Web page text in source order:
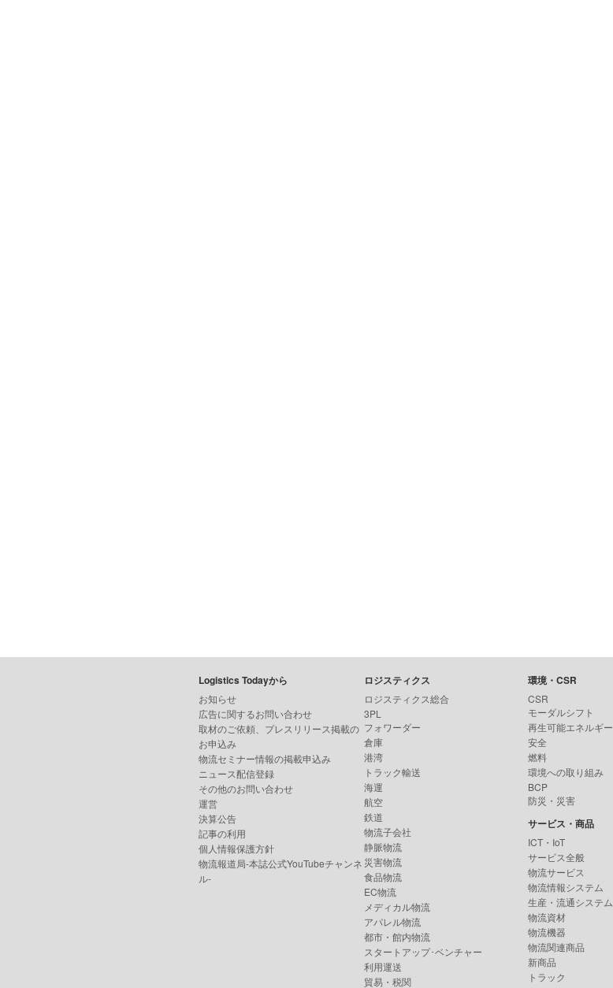
Logistics Todayから
お知らせ
広告に関するお問い合わせ
取材のご依頼、プレスリリース掲載の
お申込み
物流セミナー情報の掲載申込み
ニュース配信登録
その他のお問い合わせ
運営
決算公告
記事の利用
個人情報保護方針
物流報道局-本誌公式YouTubeチャンネ
ル-
ロジスティクス
ロジスティクス総合
3PL
フォワーダー
倉庫
港湾
トラック輸送
海運
航空
鉄道
物流子会社
静脈物流
災害物流
食品物流
EC物流
メディカル物流
アパレル物流
都市・館内物流
スタートアップ･ベンチャー
利用運送
貿易・税関
環境・CSR
CSR
モーダルシフト
再生可能エネルギー
安全
燃料
環境への取り組み
BCP
防災・災害
サービス・商品
ICT・IoT
サービス全般
物流サービス
物流情報システム
生産・流通システム
物流資材
物流機器
物流関連商品
新商品
トラック